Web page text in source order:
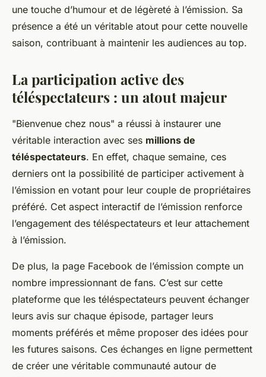
une touche d’humour et de légèreté à l’émission. Sa
présence a été un véritable atout pour cette nouvelle
saison, contribuant à maintenir les audiences au top.
La participation active des
téléspectateurs : un atout majeur
"Bienvenue chez nous" a réussi à instaurer une
véritable interaction avec ses millions de
téléspectateurs. En effet, chaque semaine, ces
derniers ont la possibilité de participer activement à
l’émission en votant pour leur couple de propriétaires
préféré. Cet aspect interactif de l’émission renforce
l’engagement des téléspectateurs et leur attachement
à l’émission.
De plus, la page Facebook de l’émission compte un
nombre impressionnant de fans. C’est sur cette
plateforme que les téléspectateurs peuvent échanger
leurs avis sur chaque épisode, partager leurs
moments préférés et même proposer des idées pour
les futures saisons. Ces échanges en ligne permettent
de créer une véritable communauté autour de